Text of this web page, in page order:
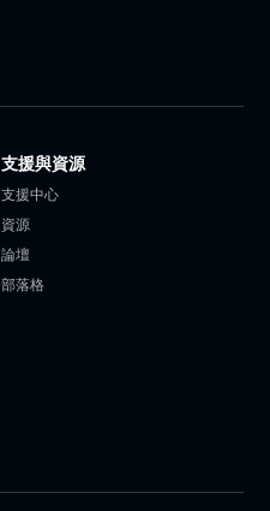
支援與資源
支援中心
資源
論壇
部落格